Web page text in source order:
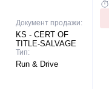
Документ продажи:
KS - CERT OF
TITLE-SALVAGE
Тип:
Run & Drive